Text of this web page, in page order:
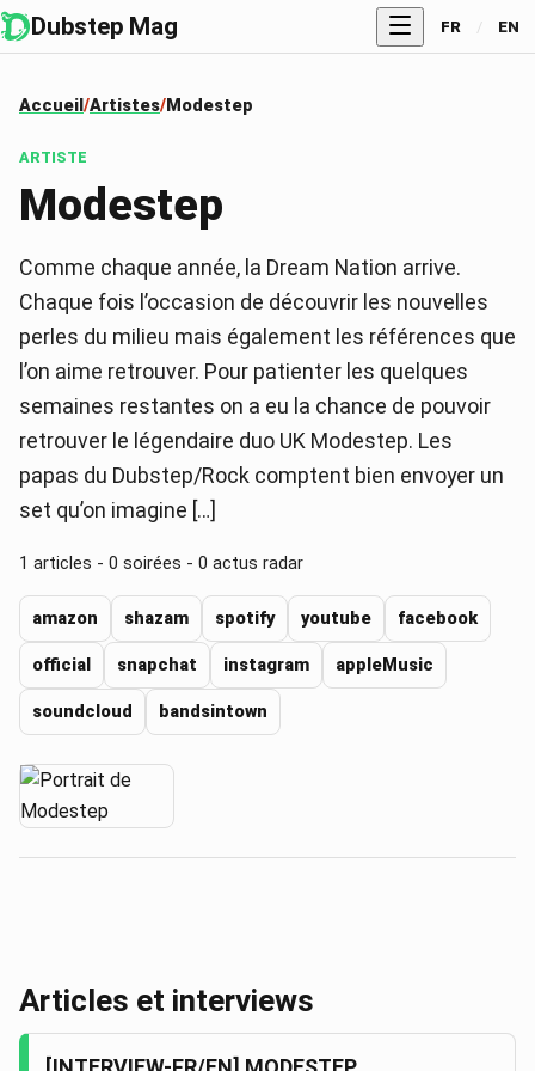
Dubstep Mag FR / EN
Accueil Artistes Modestep
ARTISTE
Modestep
Comme chaque année, la Dream Nation arrive.
Chaque fois l’occasion de découvrir les nouvelles
perles du milieu mais également les références que
l’on aime retrouver. Pour patienter les quelques
semaines restantes on a eu la chance de pouvoir
retrouver le légendaire duo UK Modestep. Les
papas du Dubstep/Rock comptent bien envoyer un
set qu’on imagine […]
1 articles - 0 soirées - 0 actus radar
amazon shazam spotify youtube facebook
official snapchat instagram appleMusic
soundcloud bandsintown
Articles et interviews